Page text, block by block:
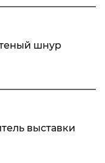
шнур
выставки